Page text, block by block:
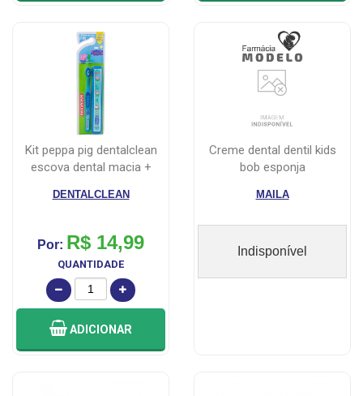
kit peppa pig dentalclean
escova dental macia +
DENTALCLEAN
Por: R$ 14,99
QUANTIDADE
ADICIONAR
creme dental dentil kids
bob esponja
MAILA
Indisponível